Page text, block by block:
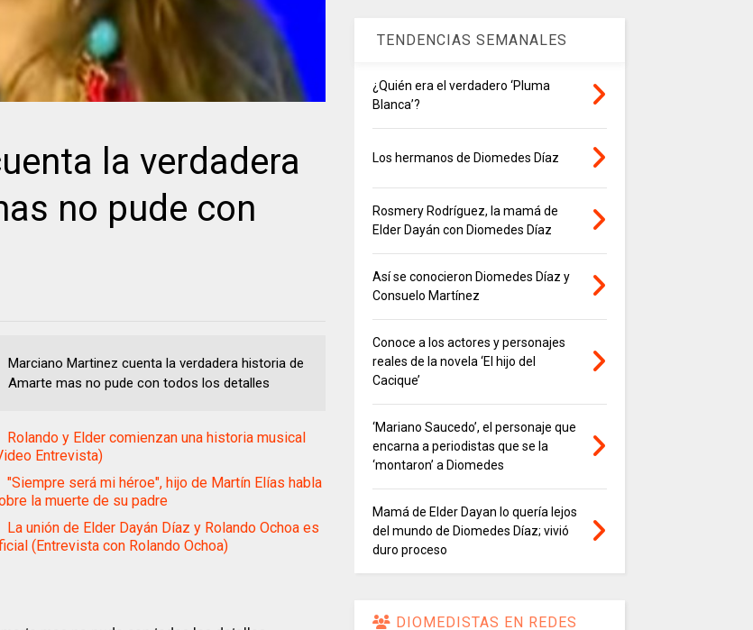
la verdadera
no pude con
Marciano Martinez cuenta la verdadera historia de
Amarte mas no pude con todos los detalles
Rolando y Elder comienzan una historia musical
Entrevista)
"Siempre será mi héroe", hijo de Martín Elías habla
la muerte de su padre
La unión de Elder Dayán Díaz y Rolando Ochoa es
(Entrevista con Rolando Ochoa)
TENDENCIAS SEMANALES
¿Quién era el verdadero ‘Pluma
Blanca’?
Los hermanos de Diomedes Díaz
Rosmery Rodríguez, la mamá de
Elder Dayán con Diomedes Díaz
Así se conocieron Diomedes Díaz y
Consuelo Martínez
Conoce a los actores y personajes
reales de la novela ‘El hijo del
Cacique’
‘Mariano Saucedo’, el personaje que
encarna a periodistas que se la
‘montaron’ a Diomedes
Mamá de Elder Dayan lo quería lejos
del mundo de Diomedes Díaz; vivió
duro proceso
DIOMEDISTAS EN REDES